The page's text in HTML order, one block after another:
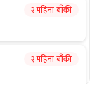
२ महिना बाँकी
२ महिना बाँकी